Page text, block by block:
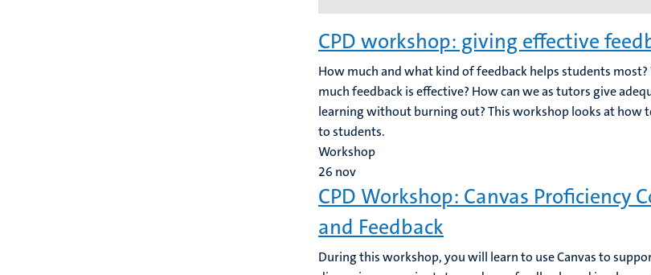
CPD workshop: giving effective
How much and what kind of feedback helps students
much feedback is effective? How can we as tutors give
learning without burning out? This workshop looks at how
to students.
Workshop
26 nov
CPD Workshop: Canvas Proficiency
and Feedback
During this workshop, you will learn to use Canvas to